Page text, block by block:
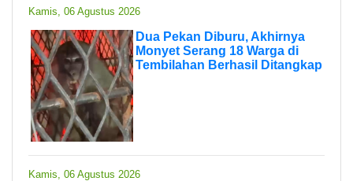
Kamis, 06 Agustus 2026
Dua Pekan Diburu, Akhirnya
Monyet Serang 18 Warga di
Tembilahan Berhasil Ditangkap
Kamis, 06 Agustus 2026